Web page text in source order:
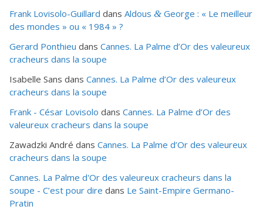
Frank Lovisolo-Guillard dans Aldous & George : « Le meilleur
des mondes » ou « 1984 » ?
Gerard Ponthieu dans Cannes. La Palme d’Or des valeureux
cracheurs dans la soupe
Isabelle Sans dans Cannes. La Palme d’Or des valeureux
cracheurs dans la soupe
Frank - César Lovisolo dans Cannes. La Palme d’Or des
valeureux cracheurs dans la soupe
Zawadzki André dans Cannes. La Palme d’Or des valeureux
cracheurs dans la soupe
Cannes. La Palme d'Or des valeureux cracheurs dans la
soupe - C’est pour dire dans Le Saint-Empire Germano-
Pratin